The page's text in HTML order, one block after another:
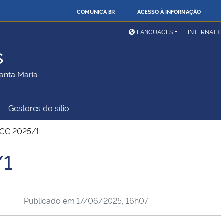
COMUNICA BR ACESSO À INFORMAÇÃO
Ministério da Defesa
Ministério das Relações
Exteriores
Ministério do
Desenvolvimento Regional
LANGUAGES
Maria
Gestores do sítio
2025/1
Publicado em 17/06/2025, 16h07